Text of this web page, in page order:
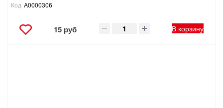
Код А0000306
15 руб В корзину